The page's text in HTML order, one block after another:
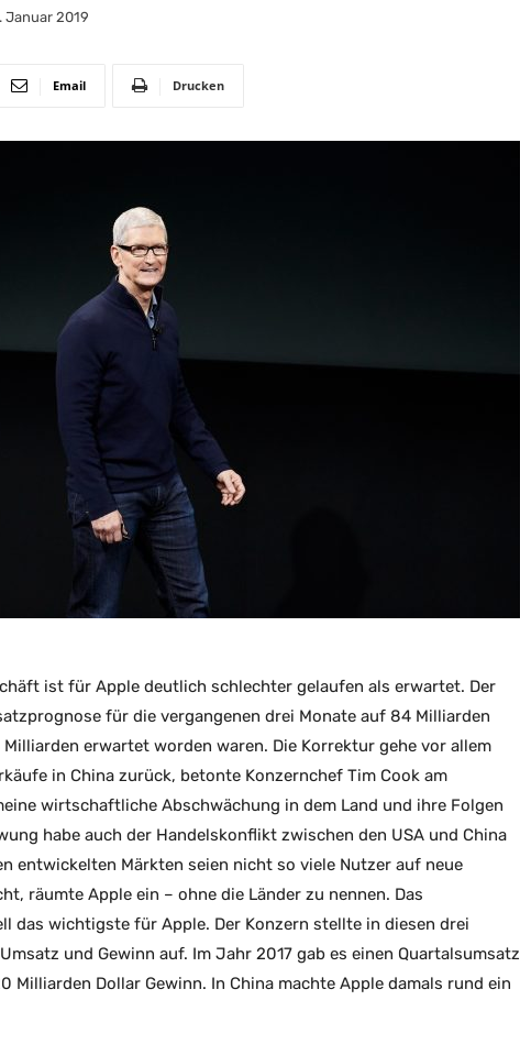
Januar 2019
Email Drucken
ist für Apple deutlich schlechter gelaufen als erwartet. Der
für die vergangenen drei Monate auf 84 Milliarden
erwartet worden waren. Die Korrektur gehe vor allem
in China zurück, betonte Konzernchef Tim Cook am
wirtschaftliche Abschwächung in dem Land und ihre Folgen
habe auch der Handelskonflikt zwischen den USA und China
entwickelten Märkten seien nicht so viele Nutzer auf neue
räumte Apple ein – ohne die Länder zu nennen. Das
das wichtigste für Apple. Der Konzern stellte in diesen drei
und Gewinn auf. Im Jahr 2017 gab es einen Quartalsumsatz
Milliarden Dollar Gewinn. In China machte Apple damals rund ein